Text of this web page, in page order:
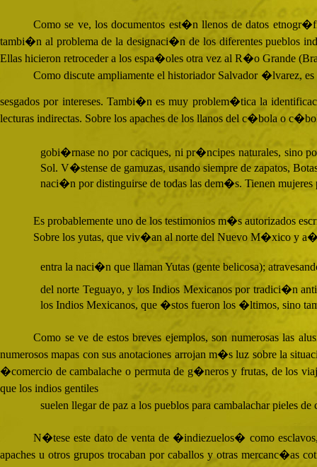
Como se ve, los documentos est�n llenos de datos
tambi�n al problema de la designaci�n de los diferentes pueblos
Ellas hicieron retroceder a los espa�oles otra vez al R�o Grande
Como discute ampliamente el historiador Salvador �lvarez,
sesgados por intereses. Tambi�n es muy problem�tica la
lecturas indirectas. Sobre los apaches de los llanos del c�bola o
gobi�rnase no por caciques, ni pr�ncipes naturales, sino
Sol. V�stense de gamuzas, usando siempre de zapatos,
naci�n por distinguirse de todas las dem�s. Tienen mujeres
Es probablemente uno de los testimonios m�s autorizados
Sobre los yutas, que viv�an al norte del Nuevo M�xico y
entra la naci�n que llaman Yutas (gente belicosa);
del norte Teguayo, y los Indios Mexicanos por tradici�n
los Indios Mexicanos, que �stos fueron los �ltimos, sino
Como se ve de estos breves ejemplos, son numerosas las
numerosos mapas con sus anotaciones arrojan m�s luz sobre la
�comercio de cambalache o permuta de g�neros y frutas, de los
que los indios gentiles
suelen llegar de paz a los pueblos para cambalachar pieles
N�tese este dato de venta de �indiezuelos� como esclavos,
apaches u otros grupos trocaban por caballos y otras